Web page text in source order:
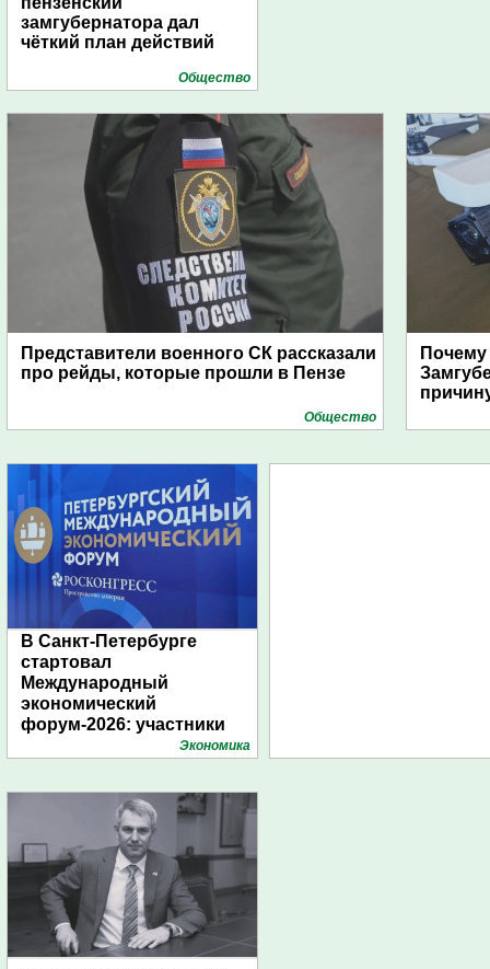
замгубернатора дал
чёткий план действий
Общество
Представители военного СК рассказали
про рейды, которые прошли в Пензе
Общество
В Санкт-Петербурге
стартовал
Международный
экономический
форум-2026: участники
подготовили креативные
Экономика